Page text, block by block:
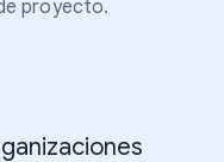
proyecto.